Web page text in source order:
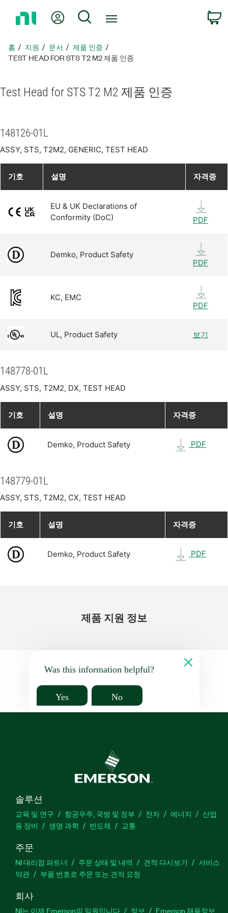
지
로
가
내 계정 검색
홈 지원 문서
제품 인증
TEST HEAD FOR STS T2 M2 제품 인증
Test Head for STS T2 M2 제품 인증
148126-01L
ASSY, STS, T2M2, GENERIC, TEST HEAD
기호 설명 자격증
EU & UK Declarations of
Conformity (DoC)
PDF
Demko, Product Safety
PDF
KC, EMC
PDF
UL, Product Safety 보기
148778-01L
ASSY, STS, T2M2, DX, TEST HEAD
기호 설명 자격증
Demko, Product Safety PDF
148779-01L
ASSY, STS, T2M2, CX, TEST HEAD
기호 설명 자격증
Demko, Product Safety PDF
제품 지원 정보
Was this information helpful?
Yes No
솔루션
교육 및 연구 항공우주, 국방 및 정부 전자 에너지
산업
용 장비
생명 과학 반도체 교통
주문
NI 대리점 파트너 주문 상태 및 내역 견적 다시보기
서비스
약관
부품 번호로 주문 또는 견적 요청
회사
NI는 이제 Emerson의 일원입니다 정보 Emerson 채용정보